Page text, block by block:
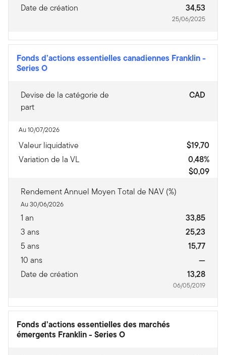
Date de création
34,53
25/06/2025
Fonds d’actions essentielles canadiennes Franklin-
Series O
Devise de la catégorie de
part
CAD
Au 10/07/2026
Valeur liquidative
$19,70
Variation de la VL
0,48%
$0,09
Rendement Annuel Moyen Total de NAV (%)
Au 30/06/2026
1 an
33,85
3 ans
25,23
5 ans
15,77
10 ans
—
Date de création
13,28
06/05/2019
Fonds d’actions essentielles des marchés
émergents Franklin- Series O